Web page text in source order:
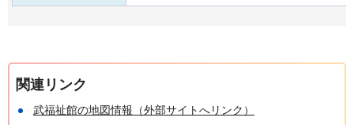
関連リンク
武福祉館の地図情報（外部サイトへリンク）